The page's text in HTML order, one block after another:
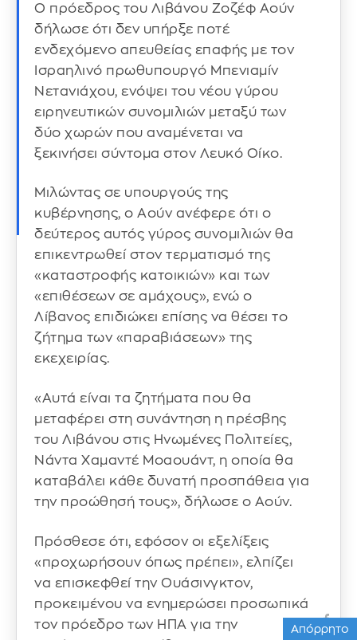
Ο πρόεδρος του Λιβάνου Ζοζέφ Αούν
δήλωσε ότι δεν υπήρξε ποτέ
ενδεχόμενο απευθείας επαφής με τον
Ισραηλινό πρωθυπουργό Μπενιαμίν
Νετανιάχου, ενόψει του νέου γύρου
ειρηνευτικών συνομιλιών μεταξύ των
δύο χωρών που αναμένεται να
ξεκινήσει σύντομα στον Λευκό Οίκο.
Μιλώντας σε υπουργούς της
κυβέρνησης, ο Αούν ανέφερε ότι ο
δεύτερος αυτός γύρος συνομιλιών θα
επικεντρωθεί στον τερματισμό της
«καταστροφής κατοικιών» και των
«επιθέσεων σε αμάχους», ενώ ο
Λίβανος επιδιώκει επίσης να θέσει το
ζήτημα των «παραβιάσεων» της
εκεχειρίας.
«Αυτά είναι τα ζητήματα που θα
μεταφέρει στη συνάντηση η πρέσβης
του Λιβάνου στις Ηνωμένες Πολιτείες,
Νάντα Χαμαντέ Μοαουάντ, η οποία θα
καταβάλει κάθε δυνατή προσπάθεια για
την προώθησή τους», δήλωσε ο Αούν.
Πρόσθεσε ότι, εφόσον οι εξελίξεις
«προχωρήσουν όπως πρέπει», ελπίζει
να επισκεφθεί την Ουάσινγκτον,
προκειμένου να ενημερώσει προσωπικά
τον πρόεδρο των ΗΠΑ για την
Απόρρητο